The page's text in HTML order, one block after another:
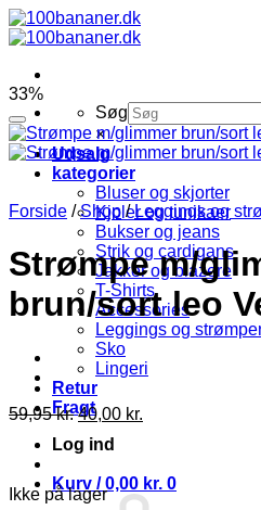
Fortsæt
til
Søg
×
Udsalg
kategorier
Bluser og skjorter
Kjoler og tunikaer
Bukser og jeans
Strik og cardigans
Jakker og blazere
T-Shirts
Accessories
Leggings og
Sko
Lingeri
Retur
Fragt
Log ind
Kurv /0,00 kr. 0
33%
Forside / Shop / Leggings og
Strømpe m/
brun/sort leo
59,95kr. 40,00 kr.
Ikke på lager